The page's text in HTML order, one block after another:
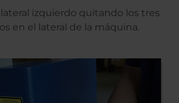
izquierdo quitando los tres
en el lateral de la máquina.